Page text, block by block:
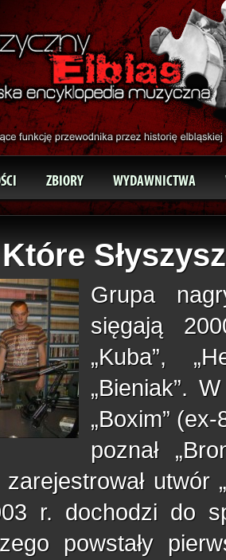
ZBIORY WYDAWNICTWA
Słyszysz
Grupa
sięgają
„Kuba”,
„Bieniak”.
„Boxim”
poznał
utwór
r. dochodzi do
powstały